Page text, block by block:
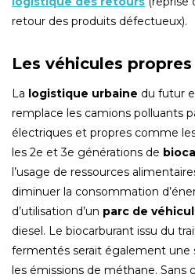
retour des produits défectueux).
Les véhicules propres
La logistique urbaine du futur
remplace les camions polluants
électriques et propres comme
les 2e et 3e générations de
l’usage de ressources
diminuer la consommation
d’utilisation d’un parc de
diesel. Le biocarburant issu du
fermentés serait également une
les émissions de méthane. Sans